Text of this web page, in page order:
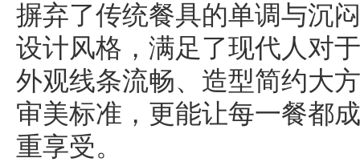
摒弃了传统餐具的单调与沉
设计风格，满足了现代人对
外观线条流畅、造型简约大
审美标准，更能让每一餐都
重享受。